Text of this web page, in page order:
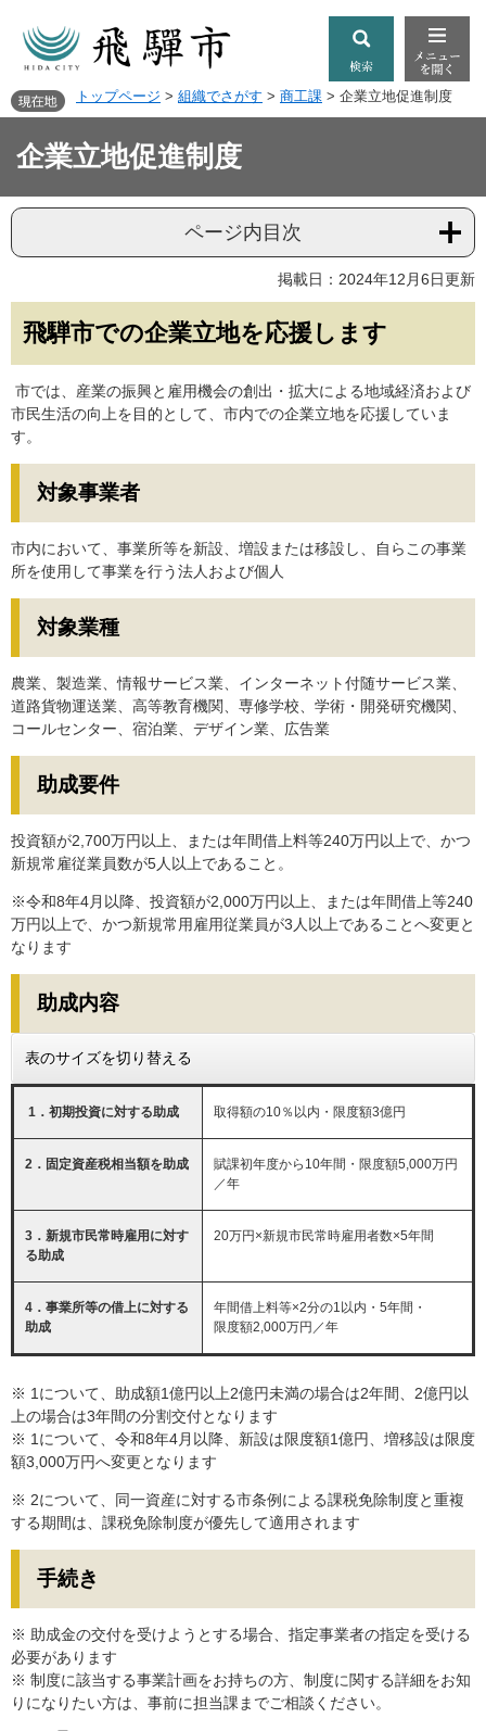
トップページ > 組織でさがす > 商工課 > 企業立地促進制度
企業立地促進制度
ページ内目次
掲載日：2024年12月6日更新
飛騨市での企業立地を応援します
市では、産業の振興と雇用機会の創出・拡大による地域経済および
市民生活の向上を目的として、市内での企業立地を応援していま
す。
対象事業者
市内において、事業所等を新設、増設または移設し、自らこの事業
所を使用して事業を行う法人および個人
対象業種
農業、製造業、情報サービス業、インターネット付随サービス業、
道路貨物運送業、高等教育機関、専修学校、学術・開発研究機関、
コールセンター、宿泊業、デザイン業、広告業
助成要件
投資額が2,700万円以上、または年間借上料等240万円以上で、かつ
新規常雇従業員数が5人以上であること。
※令和8年4月以降、投資額が2,000万円以上、または年間借上等240
万円以上で、かつ新規常用雇用従業員が3人以上であることへ変更と
なります
助成内容
表のサイズを切り替える
1．初期投資に対する助成 取得額の10％以内・限度額3億円
2．固定資産税相当額を助成
賦課初年度から10年間・限度額5,000万円
／年
3．新規市民常時雇用に対す
る助成
20万円×新規市民常時雇用者数×5年間
4．事業所等の借上に対する
助成
年間借上料等×2分の1以内・5年間・
限度額2,000万円／年
※ 1について、助成額1億円以上2億円未満の場合は2年間、2億円以
上の場合は3年間の分割交付となります
※ 1について、令和8年4月以降、新設は限度額1億円、増移設は限度
額3,000万円へ変更となります
※ 2について、同一資産に対する市条例による課税免除制度と重複
する期間は、課税免除制度が優先して適用されます
手続き
※ 助成金の交付を受けようとする場合、指定事業者の指定を受ける
必要があります
※ 制度に該当する事業計画をお持ちの方、制度に関する詳細をお知
りになりたい方は、事前に担当課までご相談ください。